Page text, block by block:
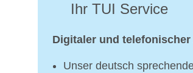
Ihr TUI Service
Digitaler und telefonischer
Unser deutsch